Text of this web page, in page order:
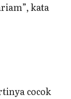
kata
cocok